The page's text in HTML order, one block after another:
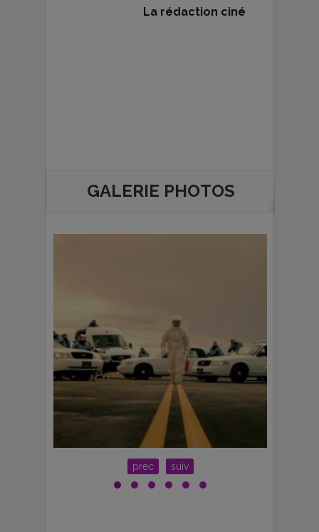
La rédaction ciné
GALERIE PHOTOS
prec suiv